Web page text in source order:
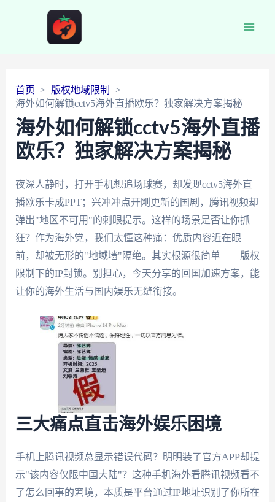
首页
版权地域限制
海外如何解锁cctv5海外直播欧乐？独家解决方案揭秘
海外如何解锁cctv5海外直播
欧乐？独家解决方案揭秘
夜深人静时，打开手机想追场球赛，却发现cctv5海外直
播欧乐卡成PPT；兴冲冲点开刚更新的国剧，腾讯视频却
弹出"地区不可用"的刺眼提示。这样的场景是否让你抓
狂？作为海外党，我们太懂这种痛：优质内容近在眼
前，却被无形的"地域墙"隔绝。其实根源很简单——版权
限制下的IP封锁。别担心，今天分享的回国加速方案，能
让你的海外生活与国内娱乐无缝衔接。
三大痛点直击海外娱乐困境
手机上腾讯视频总显示错误代码？明明装了官方APP却提
示"该内容仅限中国大陆"？这种手机海外看腾讯视频看不
了怎么回事的窘境，本质是平台通过IP地址识别了你所在